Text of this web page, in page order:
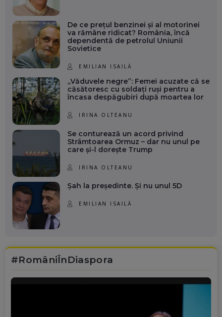
De ce prețul benzinei și al motorinei
va rămâne ridicat? România, încă
dependentă de petrolul Uniunii
Sovietice
EMILIAN ISAILĂ
„Văduvele negre”: Femei acuzate că se
căsătoresc cu soldați ruși pentru a
încasa despăgubiri după moartea lor
IRINA OLTEANU
Se conturează un acord privind
Strâmtoarea Ormuz – dar nu unul pe
care și-l dorește Trump
IRINA OLTEANU
Șah la președinte. Și nu unul 5D
EMILIAN ISAILĂ
#RomâniÎnDiaspora